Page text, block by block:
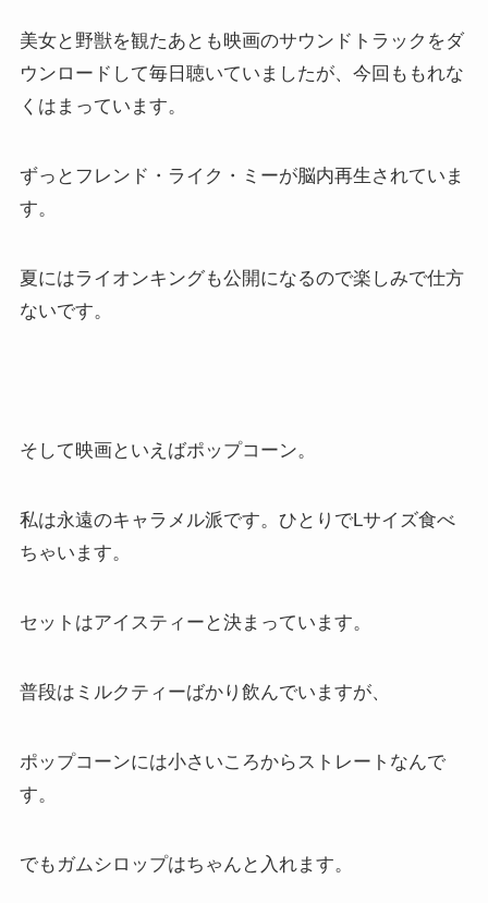
美女と野獣を観たあとも映画のサウンドトラックをダ
ウンロードして毎日聴いていましたが、今回ももれな
くはまっています。
ずっとフレンド・ライク・ミーが脳内再生されていま
す。
夏にはライオンキングも公開になるので楽しみで仕方
ないです。
そして映画といえばポップコーン。
私は永遠のキャラメル派です。ひとりでLサイズ食べ
ちゃいます。
セットはアイスティーと決まっています。
普段はミルクティーばかり飲んでいますが、
ポップコーンには小さいころからストレートなんで
す。
でもガムシロップはちゃんと入れます。